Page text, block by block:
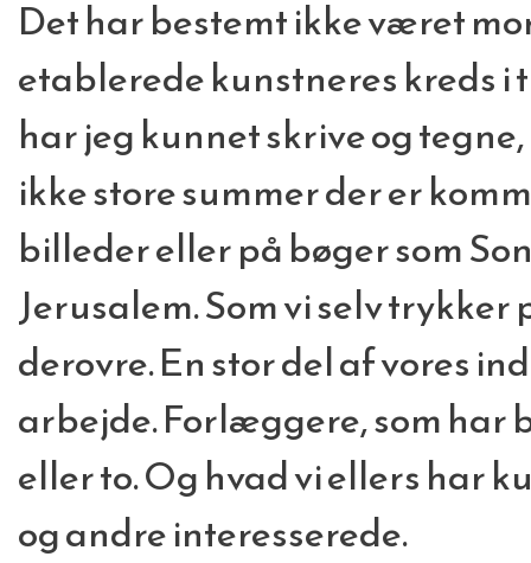
Det har bestemt ikke været
etablerede kunstneres kreds
har jeg kunnet skrive og
ikke store summer der er
billeder eller på bøger som
Jerusalem. Som vi selv
derovre. En stor del af vores
arbejde. Forlæggere, som har
eller to. Og hvad vi ellers har
og andre interesserede.